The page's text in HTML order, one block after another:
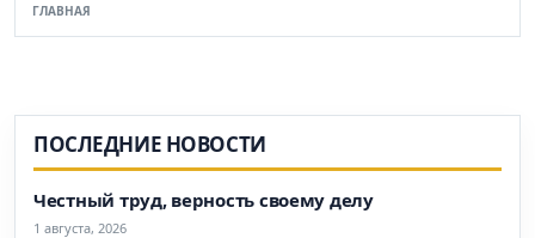
ГЛАВНАЯ
ПОСЛЕДНИЕ НОВОСТИ
Честный труд, верность своему делу
1 августа, 2026